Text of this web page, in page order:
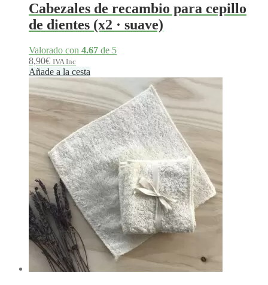
Cabezales de recambio para cepillo
de dientes (x2 · suave)
Valorado con 4.67 de 5
8,90€ IVA Inc
Añade a la cesta